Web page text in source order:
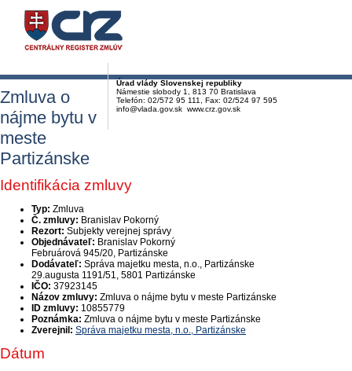
Úrad vlády Slovenskej republiky
Námestie slobody 1, 813 70 Bratislava
Telefón: 02/572 95 111, Fax: 02/524 97 595
info@vlada.gov.sk www.crz.gov.sk
Zmluva o
nájme bytu v
meste
Partizánske
Identifikácia zmluvy
Typ: Zmluva
Č. zmluvy: Branislav Pokorný
Rezort: Subjekty verejnej správy
Objednávateľ: Branislav Pokorný
Februárová 945/20, Partizánske
Dodávateľ: Správa majetku mesta, n.o., Partizánske
29.augusta 1191/51, 5801 Partizánske
IČO: 37923145
Názov zmluvy: Zmluva o nájme bytu v meste Partizánske
ID zmluvy: 10855779
Poznámka: Zmluva o nájme bytu v meste Partizánske
Zverejnil: Správa majetku mesta, n.o., Partizánske
Dátum